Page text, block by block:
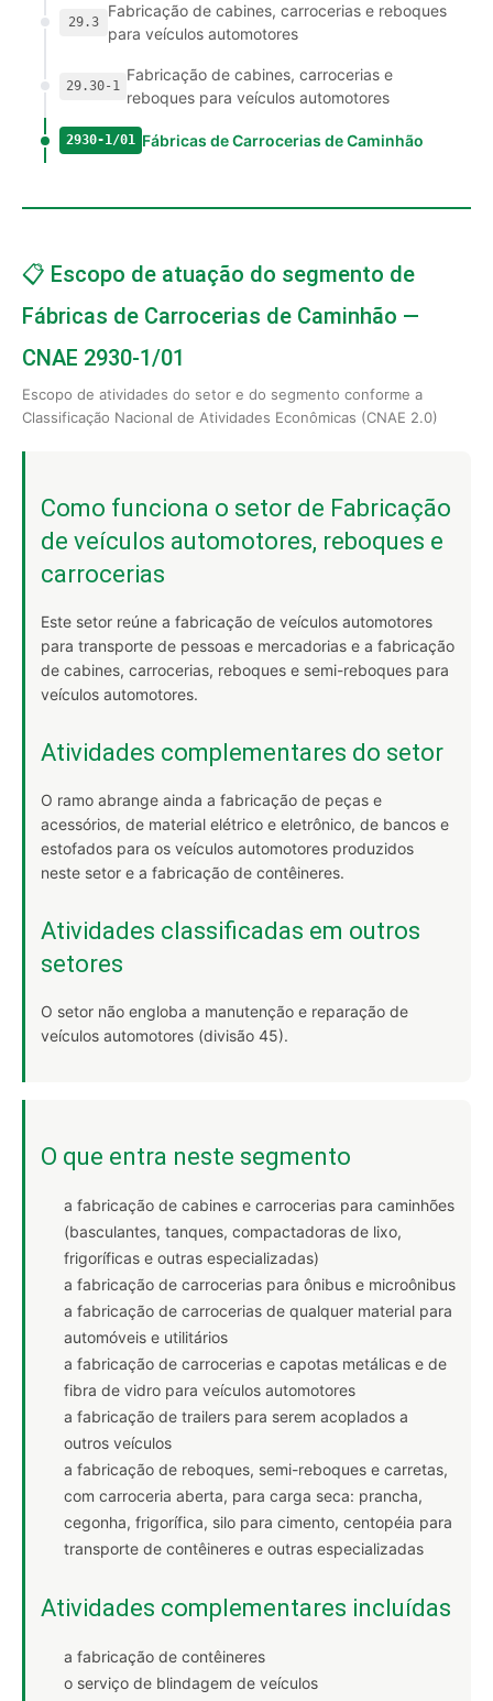
29.3
Fabricação de cabines, carrocerias e reboques
para veículos automotores
29.30-1
Fabricação de cabines, carrocerias e
reboques para veículos automotores
2930-1/01 Fábricas de Carrocerias de Caminhão
📋 Escopo de atuação do segmento de
Fábricas de Carrocerias de Caminhão —
CNAE 2930-1/01
Escopo de atividades do setor e do segmento conforme a
Classificação Nacional de Atividades Econômicas (CNAE 2.0)
Como funciona o setor de Fabricação
de veículos automotores, reboques e
carrocerias
Este setor reúne a fabricação de veículos automotores
para transporte de pessoas e mercadorias e a fabricação
de cabines, carrocerias, reboques e semi-reboques para
veículos automotores.
Atividades complementares do setor
O ramo abrange ainda a fabricação de peças e
acessórios, de material elétrico e eletrônico, de bancos e
estofados para os veículos automotores produzidos
neste setor e a fabricação de contêineres.
Atividades classificadas em outros
setores
O setor não engloba a manutenção e reparação de
veículos automotores (divisão 45).
O que entra neste segmento
a fabricação de cabines e carrocerias para caminhões
(basculantes, tanques, compactadoras de lixo,
frigoríficas e outras especializadas)
a fabricação de carrocerias para ônibus e microônibus
a fabricação de carrocerias de qualquer material para
automóveis e utilitários
a fabricação de carrocerias e capotas metálicas e de
fibra de vidro para veículos automotores
a fabricação de trailers para serem acoplados a
outros veículos
a fabricação de reboques, semi-reboques e carretas,
com carroceria aberta, para carga seca: prancha,
cegonha, frigorífica, silo para cimento, centopéia para
transporte de contêineres e outras especializadas
Atividades complementares incluídas
a fabricação de contêineres
o serviço de blindagem de veículos